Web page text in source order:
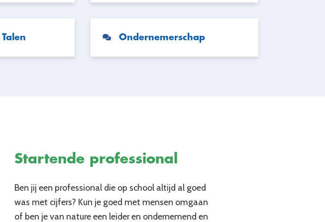
Ondernemerschap
Startende professional
Ben jij een professional die op school altijd al goed
was met cijfers? Kun je goed met mensen omgaan
of ben je van nature een leider en ondernemend en